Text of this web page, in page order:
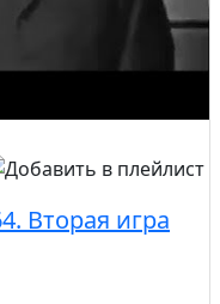
Вторая игра